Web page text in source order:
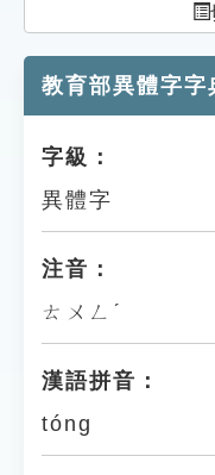
教學應用
貓頭鷹博士
教育部異體字字
字級：
異體字
注音：
ㄊㄨㄥˊ
漢語拼音：
tóng